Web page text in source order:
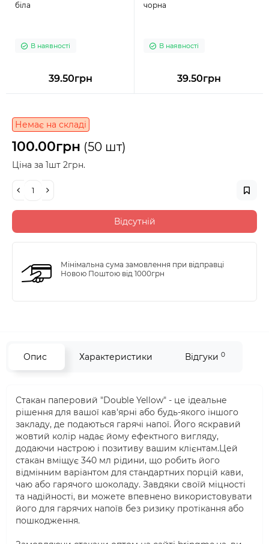
біла
В наявності
39.50грн
чорна
В наявності
39.50грн
Немає на складі
100.00грн (50 шт)
Ціна за 1шт 2грн.
Відсутній
Мінімальна сума замовлення при відправці
Новою Поштою від 1000грн
Опис Характеристики Відгуки 0
Стакан паперовий "Double Yellow" - це ідеальне
рішення для вашої кав'ярні або будь-якого іншого
закладу, де подаються гарячі напої. Його яскравий
жовтий колір надає йому ефектного вигляду,
додаючи настрою і позитиву вашим клієнтам.Цей
стакан вміщує 340 мл рідини, що робить його
відмінним варіантом для стандартних порцій кави,
чаю або гарячого шоколаду. Завдяки своїй міцності
та надійності, ви можете впевнено використовувати
його для гарячих напоїв без ризику протікання або
пошкодження.